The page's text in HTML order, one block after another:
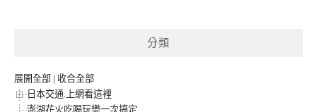
分類
展開全部 | 收合全部
日本交通.上網看這裡
澎湖花火吃喝玩樂一次搞定